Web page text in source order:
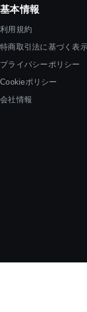
基本情報
利用規約
特商取引法に基づく表
プライバシーポリシー
Cookieポリシー
会社情報